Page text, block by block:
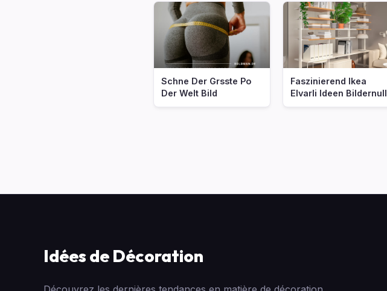
Schne Der Grsste Po
Der Welt Bild
Faszinierend Ikea
Elvarli Ideen Bildernull
Idées de Décoration